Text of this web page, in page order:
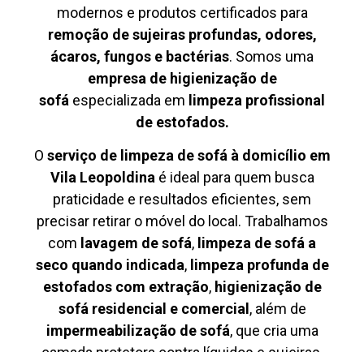
modernos e produtos certificados para
remoção de sujeiras profundas, odores,
ácaros, fungos e bactérias. Somos uma
empresa de higienização de
sofá especializada em limpeza profissional
de estofados.
O serviço de limpeza de sofá à domicílio em
Vila Leopoldinaé ideal para quem busca
praticidade e resultados eficientes, sem
precisar retirar o móvel do local. Trabalhamos
com lavagem de sofá, limpeza de sofá a
seco quando indicada, limpeza profunda de
estofados com extração, higienização de
sofá residencial e comercial , além de
impermeabilização de sofá, que cria uma